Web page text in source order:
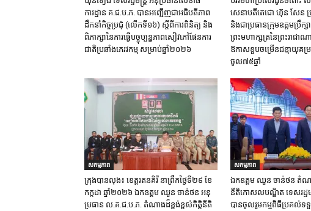
ការដ្ឋាន គ.ជ.ប.ភ. បានអញ្ជើញជាអធិបតីភាព
ដឹកនាំកិច្ចប្រជុំ (លេីកទី១៦) ស្តីពីការពិនិត្យ​ និង
ពិភាក្សានៃការធ្វេីបច្ចុប្បន្នភាពសៀវភៅផែនការ
ជាតិប្រឆាំងភេរវកម្ម​ សម្រាប់ឆ្នាំ២០២៦​
សេនាបតីតេជោ ហ៊ុន សែន ប្
និងជាប្រធានក្រុមឧត្តមប្រឹក្ស
ព្រះមហាក្សត្រនៃព្រះរាជាណ
ឱកាសខួបចម្រើនជន្មាយុគ
ចូល៧៥ឆ្នាំ
សកម្មភាព
ក្រុង​បាន​លុង​៖ ខេត្ត​រតនគិរី​ នាព្រឹកថ្ងៃទី២៩ ខែ
កក្កដា ឆ្នាំ២០២៦ ឯកឧត្តម​ ឈួន ចាន់ថន អនុ
ប្រធាន ល.គ.ជ.ប.ភ. តំណាង​ដ៏ខ្ពង់ខ្ពស់​កិត្តិនីតិ
សកម្មភាព
ឯកឧត្តម ឈួន​ ចាន់ថន​ តំណា
នីតិកោសលបណ្ឌិត ទេសរដ្ឋ
បានចូលរួមកម្មពិធីប្រគល់ទទួល